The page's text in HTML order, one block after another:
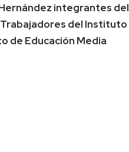
integrantes del
del Instituto
de Educación Media